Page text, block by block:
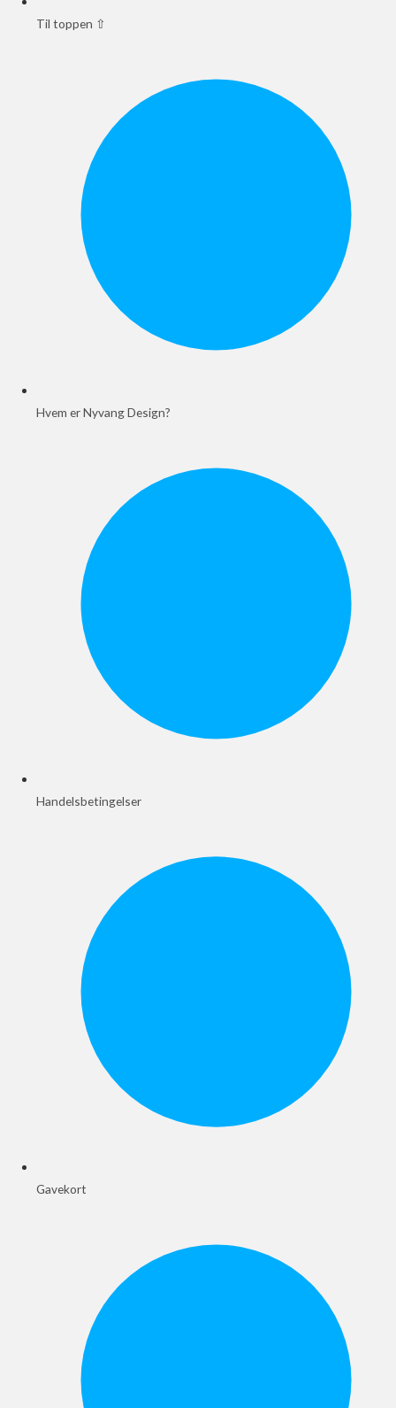
Til toppen ⇧
Hvem er Nyvang Design?
Handelsbetingelser
Gavekort